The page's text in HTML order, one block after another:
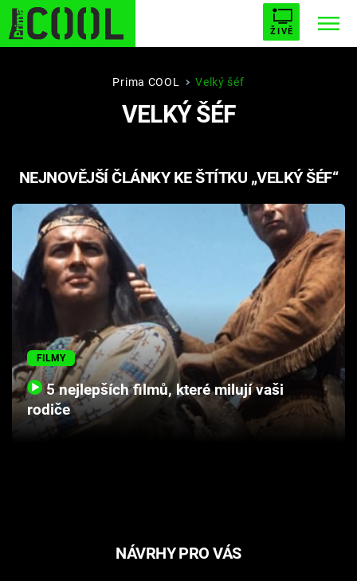
ŽIVĚ
STARHOUSE BUFFY, PŘEMOŽITELKA UPÍRŮ
PLNEJ KOTEL AVENGERS 5
Témata
Přihlášení
Prima COOL Velký šéf
VELKÝ ŠÉF
NEJNOVĚJŠÍ ČLÁNKY KE ŠTÍTKU „VELKÝ ŠÉF“
FILMY
5 nejlepších filmů, které milují vaši
rodiče
NÁVRHY PRO VÁS